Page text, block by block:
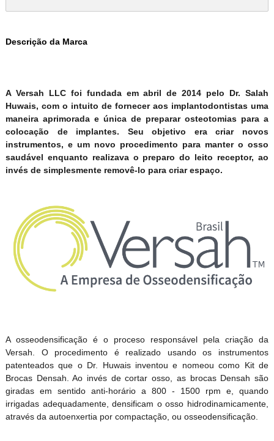
Descrição da Marca
A Versah LLC foi fundada em abril de 2014 pelo Dr. Salah
Huwais, com o intuito de fornecer aos implantodontistas uma
maneira aprimorada e única de preparar osteotomias para a
colocação de implantes. Seu objetivo era criar novos
instrumentos, e um novo procedimento para manter o osso
saudável enquanto realizava o preparo do leito receptor, ao
invés de simplesmente removê-lo para criar espaço.
A osseodensificação é o proceso responsável pela criação da
Versah. O procedimento é realizado usando os instrumentos
patenteados que o Dr. Huwais inventou e nomeou como Kit de
Brocas Densah. Ao invés de cortar osso, as brocas Densah são
giradas em sentido anti-horário a 800 - 1500 rpm e, quando
irrigadas adequadamente, densificam o osso hidrodinamicamente,
através da autoenxertia por compactação, ou osseodensificação.